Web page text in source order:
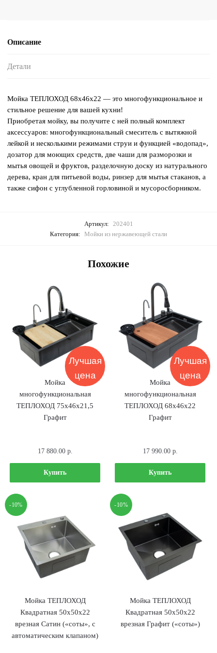
Описание
Детали
Мойка ТЕПЛОХОД 68х46х22 — это многофункциональное и
стильное решение для вашей кухни!
Приобретая мойку, вы получите с ней полный комплект
аксессуаров: многофункциональный смеситель с вытяжной
лейкой и несколькими режимами струи и функцией «водопад»,
дозатор для моющих средств, две чаши для разморозки и
мытья овощей и фруктов, разделочную доску из натурального
дерева, кран для питьевой воды, ринзер для мытья стаканов, а
также сифон с углубленной горловиной и мусоросборником.
Артикул:
202401
Категория: Мойки из нержавеющей стали
Похожие
Лучшая
цена
Мойка
многофункциональная
ТЕПЛОХОД 75х46х21,5
Графит
17 880.00 р.
Купить
Лучшая
цена
Мойка
многофункциональная
ТЕПЛОХОД 68х46х22
Графит
17 990.00 р.
Купить
-10%
Мойка ТЕПЛОХОД
Квадратная 50х50х22
врезная Сатин («соты», с
автоматическим клапаном)
-10%
Мойка ТЕПЛОХОД
Квадратная 50х50х22
врезная Графит («соты»)